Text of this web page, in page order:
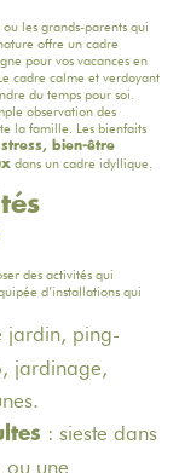
les grands-parents qui
offre un cadre
pour vos vacances en
cadre calme et verdoyant
du temps pour soi.
observation des
la famille. Les bienfaits
bien-être
dans un cadre idyllique.
des activités qui
d’installations qui
jardin, ping-
jardinage,
: sieste dans
ou une